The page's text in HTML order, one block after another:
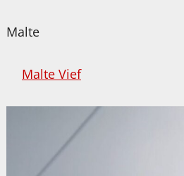
Malte
Malte Vief